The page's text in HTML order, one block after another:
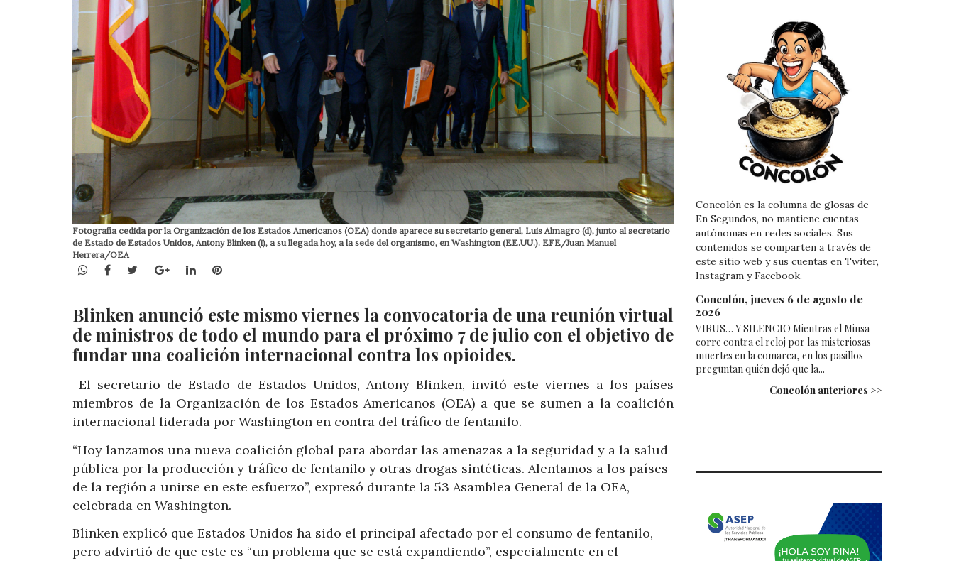
Fotografía cedida por la Organización de los Estados Americanos (OEA) donde aparece su secretario general, Luis Almagro (d), junto al secretario
de Estado de Estados Unidos, Antony Blinken (i), a su llegada hoy, a la sede del organismo, en Washington (EE.UU.). EFE/Juan Manuel
Herrera/OEA
WhatsApp
Facebook
TwitterGoogle+LinkedInPinterest
Blinken anunció este mismo viernes la convocatoria de una reunión virtual
de ministros de todo el mundo para el próximo 7 de julio con el objetivo de
fundar una coalición internacional contra los opioides.
El secretario de Estado de Estados Unidos, Antony Blinken, invitó este viernes a los países
miembros de la Organización de los Estados Americanos (OEA) a que se sumen a la coalición
internacional liderada por Washington en contra del tráfico de fentanilo.
“Hoy lanzamos una nueva coalición global para abordar las amenazas a la seguridad y a la salud
pública por la producción y tráfico de fentanilo y otras drogas sintéticas. Alentamos a los países
de la región a unirse en este esfuerzo”, expresó durante la 53 Asamblea General de la OEA,
celebrada en Washington.
Blinken explicó que Estados Unidos ha sido el principal afectado por el consumo de fentanilo,
pero advirtió de que este es “un problema que se está expandiendo”, especialmente en el
Concolón es la columna de glosas de
En Segundos, no mantiene cuentas
autónomas en redes sociales. Sus
contenidos se comparten a través de
este sitio web y sus cuentas en Twiter,
Instagram y Facebook.
Concolón, jueves 6 de agosto de
2026
VIRUS… Y SILENCIO Mientras el Minsa
corre contra el reloj por las misteriosas
muertes en la comarca, en los pasillos
preguntan quién dejó que la...
Concolón anteriores >>